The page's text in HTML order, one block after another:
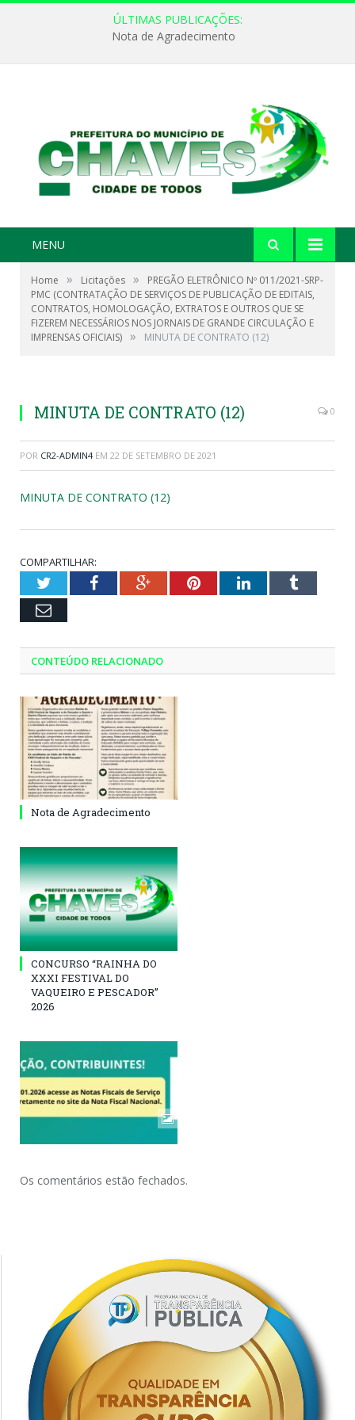
ÚLTIMAS PUBLICAÇÕES:
Nota de Agradecimento
MENU
Home » Licitações »
PREGÃO ELETRÔNICO Nº 011/2021-SRP-
PMC (CONTRATAÇÃO DE SERVIÇOS DE PUBLICAÇÃO DE EDITAIS,
CONTRATOS, HOMOLOGAÇÃO, EXTRATOS E OUTROS QUE SE
FIZEREM NECESSÁRIOS NOS JORNAIS DE GRANDE CIRCULAÇÃO E
IMPRENSAS OFICIAIS) » MINUTA DE CONTRATO (12)
MINUTA DE CONTRATO (12) 0
POR CR2-ADMIN4 EM 22 DE SETEMBRO DE 2021
MINUTA DE CONTRATO (12)
COMPARTILHAR:
TwitterFacebookGoogle+PinterestLinkedInTumblr
Email
CONTEÚDO RELACIONADO
Nota de Agradecimento
CONCURSO “RAINHA DO
XXXI FESTIVAL DO
VAQUEIRO E PESCADOR”
2026
Os comentários estão fechados.